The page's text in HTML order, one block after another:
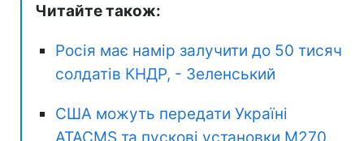
Читайте також:
Росія має намір залучити до 50 тисяч
солдатів КНДР, - Зеленський
США можуть передати Україні
ATACMS та пускові установки M270